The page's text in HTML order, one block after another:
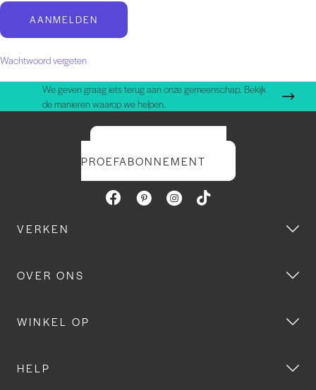
Wachtwoord vergeten
We geven graag iets terug aan onze gemeenschap. Bekijk
de manieren waarop we helpen.
PROEFABONNEMENT
VERKEN
OVER ONS
WINKEL OP
HELP